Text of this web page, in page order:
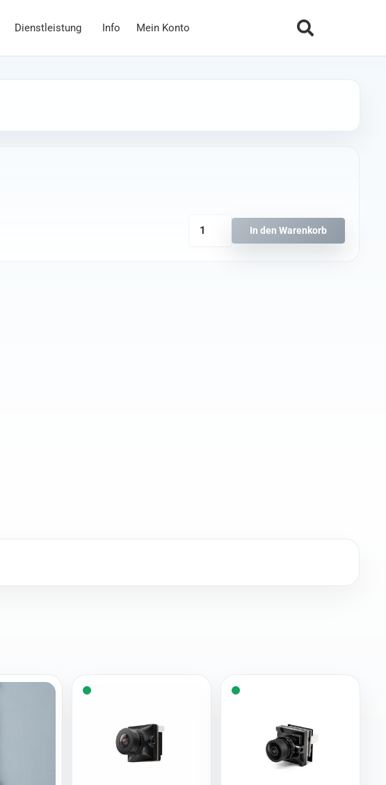
Dienstleistung Info Mein Konto
In den Warenkorb